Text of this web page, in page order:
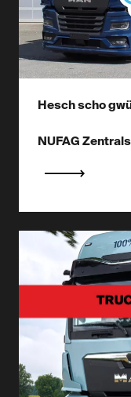
Hesch scho
NUFAG